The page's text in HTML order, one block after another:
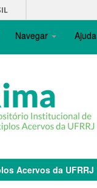
Navegar Ajuda
Acervos da UFRRJ